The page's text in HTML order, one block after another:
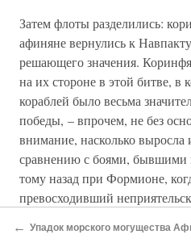
Затем флоты разделились:
афиняне вернулись к
решающего значения.
на их стороне в этой битве, в
кораблей было весьма
победы, – впрочем, не без
внимание, насколько выросла
сравнению с боями, бывшими
тому назад при Формионе,
превосходивший
прямую задачу проводить
← Упадок морского могущества